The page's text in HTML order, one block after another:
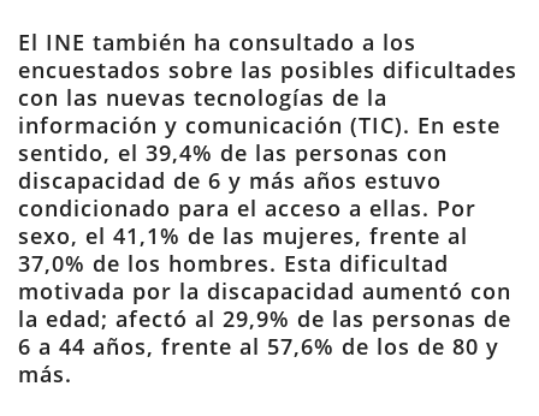
El INE también ha consultado a los
encuestados sobre las posibles dificultades
con las nuevas tecnologías de la
información y comunicación (TIC). En este
sentido, el 39,4% de las personas con
discapacidad de 6 y más años estuvo
condicionado para el acceso a ellas. Por
sexo, el 41,1% de las mujeres, frente al
37,0% de los hombres. Esta dificultad
motivada por la discapacidad aumentó con
la edad; afectó al 29,9% de las personas de
6 a 44 años, frente al 57,6% de los de 80 y
más.